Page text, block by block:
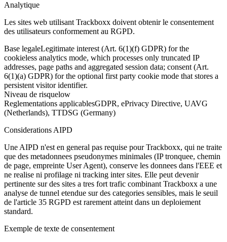
Analytique
Les sites web utilisant Trackboxx doivent obtenir le consentement
des utilisateurs conformement au RGPD.
Base legaleLegitimate interest (Art. 6(1)(f) GDPR) for the
cookieless analytics mode, which processes only truncated IP
addresses, page paths and aggregated session data; consent (Art.
6(1)(a) GDPR) for the optional first party cookie mode that stores a
persistent visitor identifier.
Niveau de risquelow
Reglementations applicablesGDPR, ePrivacy Directive, UAVG
(Netherlands), TTDSG (Germany)
Considerations AIPD
Une AIPD n'est en general pas requise pour Trackboxx, qui ne traite
que des metadonnees pseudonymes minimales (IP tronquee, chemin
de page, empreinte User Agent), conserve les donnees dans l'EEE et
ne realise ni profilage ni tracking inter sites. Elle peut devenir
pertinente sur des sites a tres fort trafic combinant Trackboxx a une
analyse de tunnel etendue sur des categories sensibles, mais le seuil
de l'article 35 RGPD est rarement atteint dans un deploiement
standard.
Exemple de texte de consentement